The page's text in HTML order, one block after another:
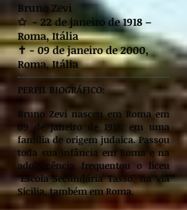
Bruno Zevi
✩ - 22 de janeiro de 1918 –
Roma, Itália
✝ - 09 de janeiro de 2000,
Roma, Itália
PERFIL BIOGRÁFICO:
Bruno Zevi nasceu em Roma em
09 de janeiro de 1918, em uma
família de origem judaica. Passou
toda sua infância em Roma e na
adolescência frequentou o liceu
"Escola Secundária Tasso" na Via
Sicilia, também em Roma.